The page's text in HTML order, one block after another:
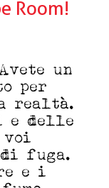
Room!
un
per
realtà.
e delle
voi
fuga.
e i